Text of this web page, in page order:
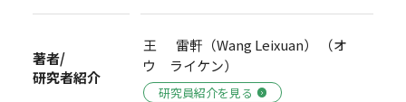
著者/
研究者紹介
王 雷軒（Wang Leixuan） （オ
ウ ライケン）
研究員紹介を見る